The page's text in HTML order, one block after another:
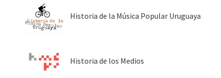
Historia de la Música Popular Uruguaya
Historia de los Medios